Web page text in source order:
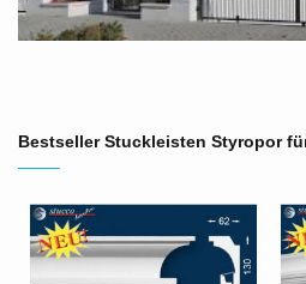
Bestseller Stuckleisten Styropor